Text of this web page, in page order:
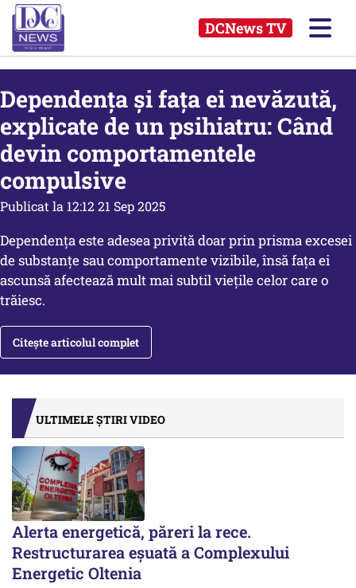
DCNews TV
Dependența și fața ei nevăzută,
explicate de un psihiatru: Când
devin comportamentele
compulsive
Publicat la 12:12 21 Sep 2025
Dependența este adesea privită doar prin prisma excesei
de substanțe sau comportamente vizibile, însă fața ei
ascunsă afectează mult mai subtil viețile celor care o
trăiesc.
Citește articolul complet
ULTIMELE ȘTIRI VIDEO
Alerta energetică, păreri la rece.
Restructurarea eșuată a Complexului
Energetic Oltenia